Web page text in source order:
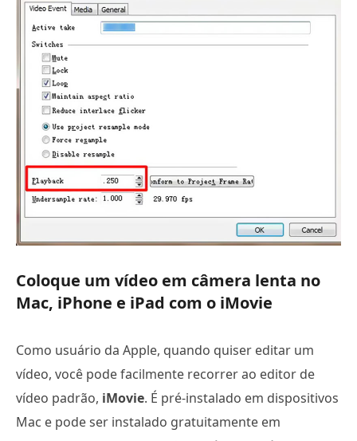
Coloque um vídeo em câmera lenta no
Mac, iPhone e iPad com o iMovie
Como usuário da Apple, quando quiser editar um
vídeo, você pode facilmente recorrer ao editor de
vídeo padrão, iMovie. É pré-instalado em dispositivos
Mac e pode ser instalado gratuitamente em